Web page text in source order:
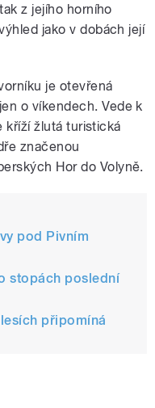
z jejího horního
jako v dobách její
je otevřená
o víkendech. Vede k
kříží žlutá turistická
značenou
Hor do Volyně.
pod Pivním
stopách poslední
připomíná